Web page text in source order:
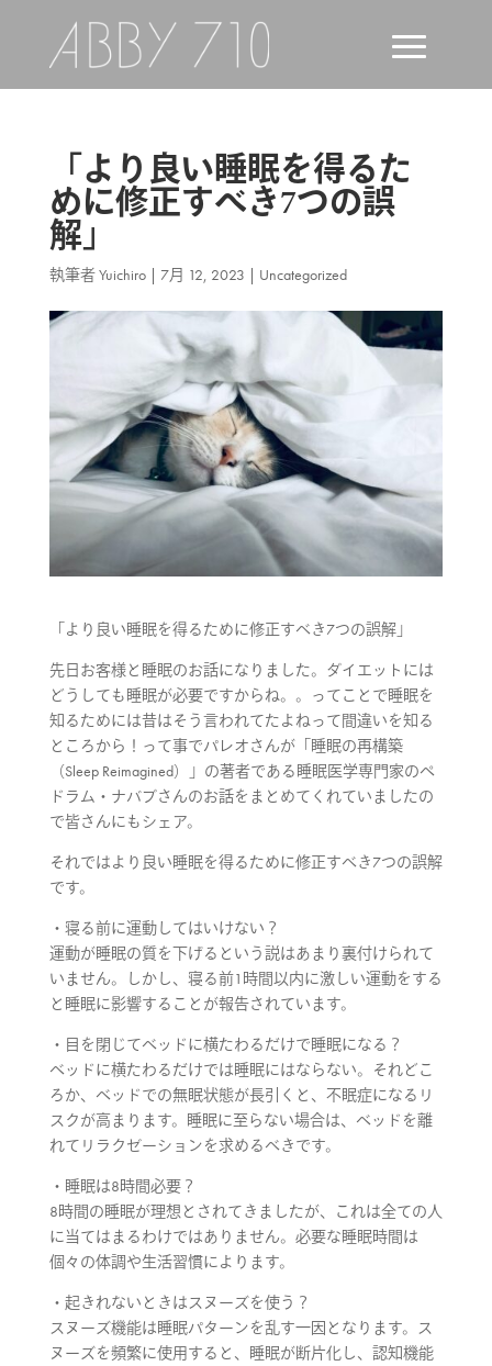
「より良い睡眠を得るた
めに修正すべき7つの誤
解」
執筆者Yuichiro| 7月 12, 2023 | Uncategorized
「より良い睡眠を得るために修正すべき7つの誤解」
先日お客様と睡眠のお話になりました。ダイエットには
どうしても睡眠が必要ですからね。。ってことで睡眠を
知るためには昔はそう言われてたよねって間違いを知る
ところから！って事でパレオさんが「睡眠の再構築
（Sleep Reimagined）」の著者である睡眠医学専門家のペ
ドラム・ナバブさんのお話をまとめてくれていましたの
で皆さんにもシェア。
それではより良い睡眠を得るために修正すべき7つの誤解
です。
・寝る前に運動してはいけない？
運動が睡眠の質を下げるという説はあまり裏付けられて
いません。しかし、寝る前1時間以内に激しい運動をする
と睡眠に影響することが報告されています。
・目を閉じてベッドに横たわるだけで睡眠になる？
ベッドに横たわるだけでは睡眠にはならない。それどこ
ろか、ベッドでの無眠状態が長引くと、不眠症になるリ
スクが高まります。睡眠に至らない場合は、ベッドを離
れてリラクゼーションを求めるべきです。
・睡眠は8時間必要？
8時間の睡眠が理想とされてきましたが、これは全ての人
に当てはまるわけではありません。必要な睡眠時間は
個々の体調や生活習慣によります。
・起きれないときはスヌーズを使う？
スヌーズ機能は睡眠パターンを乱す一因となります。ス
ヌーズを頻繁に使用すると、睡眠が断片化し、認知機能